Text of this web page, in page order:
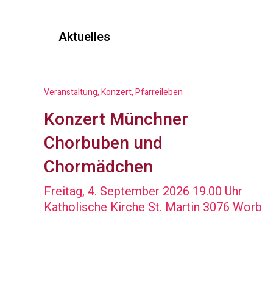
Aktuelles
Veranstaltung, Konzert, Pfarreileben
Konzert Münchner
Chorbuben und
Chormädchen
Freitag, 4. September 2026 19.00 Uhr
Katholische Kirche St. Martin 3076 Worb